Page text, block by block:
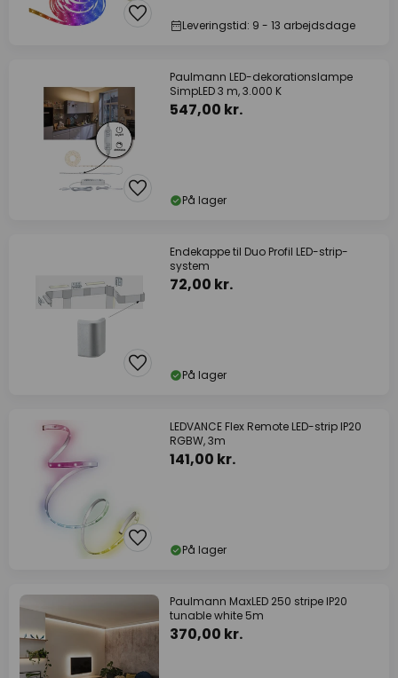
Leveringstid: 9 - 13 arbejdsdage
Paulmann LED-dekorationslampe
SimpLED 3 m, 3.000 K
547,00 kr.
På lager
Endekappe til Duo Profil LED-strip-
system
72,00 kr.
På lager
LEDVANCE Flex Remote LED-strip IP20
RGBW, 3m
141,00 kr.
På lager
Paulmann MaxLED 250 stripe IP20
tunable white 5m
370,00 kr.